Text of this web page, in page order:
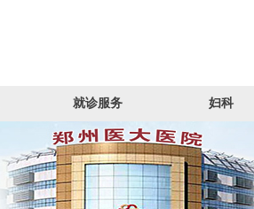
就诊服务 妇科